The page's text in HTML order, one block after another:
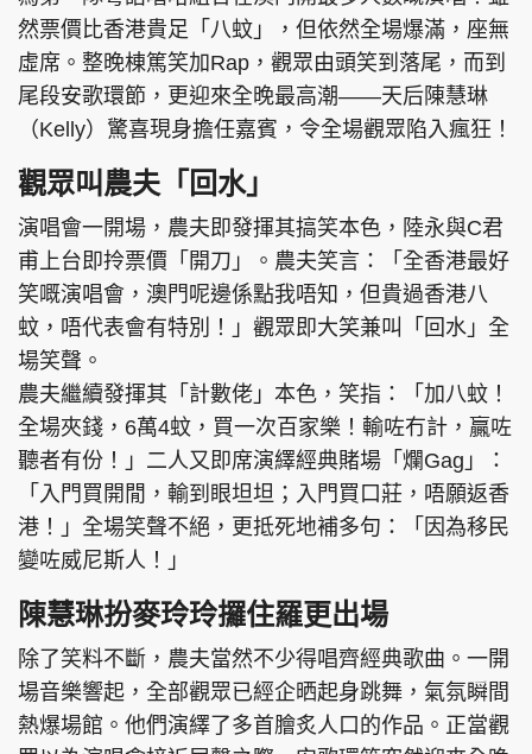
然票價比香港貴足「八蚊」，但依然全場爆滿，座無
虛席。整晚棟篤笑加Rap，觀眾由頭笑到落尾，而到
尾段安歌環節，更迎來全晚最高潮——天后陳慧琳
（Kelly）驚喜現身擔任嘉賓，令全場觀眾陷入瘋狂！
觀眾叫農夫「回水」
演唱會一開場，農夫即發揮其搞笑本色，陸永與C君
甫上台即拎票價「開刀」。農夫笑言：「全香港最好
笑嘅演唱會，澳門呢邊係點我唔知，但貴過香港八
蚊，唔代表會有特別！」觀眾即大笑兼叫「回水」全
場笑聲。
農夫繼續發揮其「計數佬」本色，笑指：「加八蚊！
全場夾錢，6萬4蚊，買一次百家樂！輸咗冇計，贏咗
聽者有份！」二人又即席演繹經典賭場「爛Gag」：
「入門買開閒，輸到眼坦坦；入門買口莊，唔願返香
港！」全場笑聲不絕，更抵死地補多句：「因為移民
變咗威尼斯人！」
陳慧琳扮麥玲玲攞住羅更出場
除了笑料不斷，農夫當然不少得唱齊經典歌曲。一開
場音樂響起，全部觀眾已經企晒起身跳舞，氣氛瞬間
熱爆場館。他們演繹了多首膾炙人口的作品。正當觀